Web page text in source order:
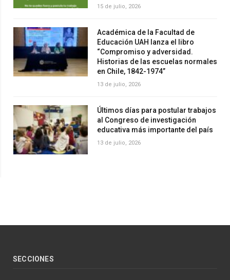
15 de julio, 2026
Académica de la Facultad de
Educación UAH lanza el libro
“Compromiso y adversidad.
Historias de las escuelas normales
en Chile, 1842-1974”
13 de julio, 2026
Últimos días para postular trabajos
al Congreso de investigación
educativa más importante del país
13 de julio, 2026
SECCIONES